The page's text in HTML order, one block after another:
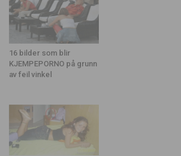
16 bilder som blir
KJEMPEPORNO på grunn
av feil vinkel